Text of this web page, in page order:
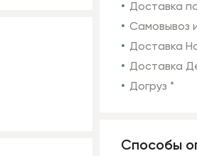
Доставка
Самовывоз
Доставка
Доставка
Догруз *
Способы